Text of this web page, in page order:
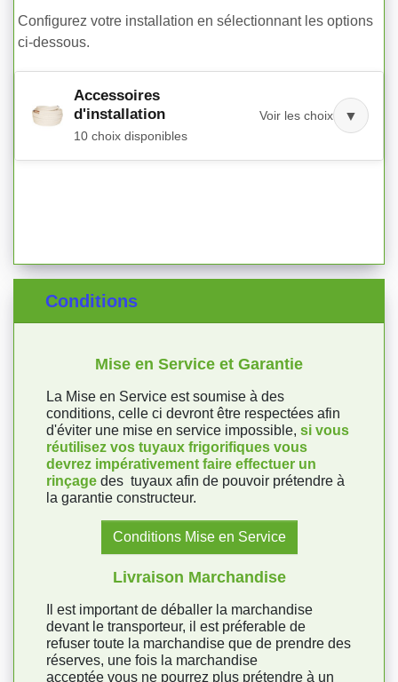
Configurez votre installation en sélectionnant les options
ci-dessous.
Accessoires
d'installation
10 choix disponibles
Voir les choix ▼
Conditions
Mise en Service et Garantie
La Mise en Service est soumise à des
conditions, celle ci devront être respectées afin
d'éviter une mise en service impossible, si vous
réutilisez vos tuyaux frigorifiques vous
devrez impérativement faire effectuer un
rinçage des tuyaux afin de pouvoir prétendre à
la garantie constructeur.
Conditions Mise en Service
Livraison Marchandise
Il est important de déballer la marchandise
devant le transporteur, il est préferable de
refuser toute la marchandise que de prendre des
réserves, une fois la marchandise
acceptée vous ne pourrez plus prétendre à un